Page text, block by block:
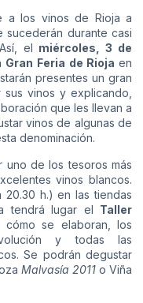
a los vinos de Rioja a
durante casi
el miércoles, 3 de
Gran Feria de Riojaen
presentes un gran
vinos y explicando,
que les llevan a
vinos de algunas de
denominación.
uno de los tesoros más
vinos blancos.
20.30 h.) en las tiendas
tendrá lugar el Taller
cómo se elaboran, los
y todas las
Se podrán degustar
Malvasía 2011 o Viña